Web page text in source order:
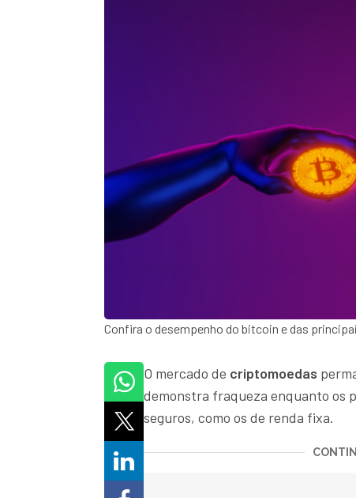
Confira o desempenho do bitcoin e das
O mercado de criptomoedas
demonstra fraqueza enquanto os
seguros, como os de renda fixa.